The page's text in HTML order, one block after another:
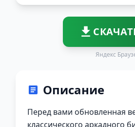
Яндекс
Описание
Перед вами обновленная
классического аркадного